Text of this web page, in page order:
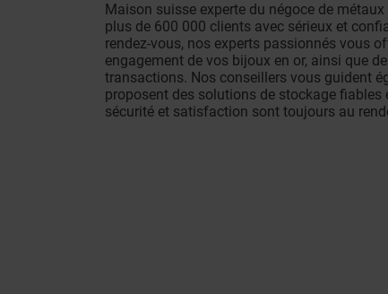
Maison suisse experte du négoce de
plus de 600 000 clients avec sérieux et
rendez-vous, nos experts passionnés vous
engagement de vos bijoux en or, ainsi que
transactions. Nos conseillers vous guident
proposent des solutions de stockage fiables
sécurité et satisfaction sont toujours au